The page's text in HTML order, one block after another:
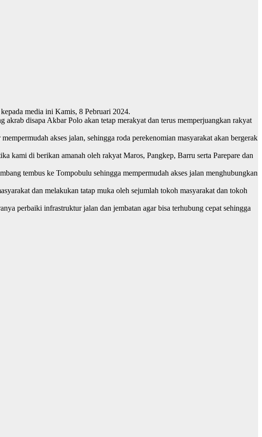
media ini Kamis, 8 Pebruari 2024.
disapa Akbar Polo akan tetap merakyat dan terus memperjuangkan rakyat
akses jalan, sehingga roda perekenomian masyarakat akan bergerak
kami di berikan amanah oleh rakyat Maros, Pangkep, Barru serta Parepare dan
tembus ke Tompobulu sehingga mempermudah akses jalan menghubungkan
dan melakukan tatap muka oleh sejumlah tokoh masyarakat dan tokoh
perbaiki infrastruktur jalan dan jembatan agar bisa terhubung cepat sehingga